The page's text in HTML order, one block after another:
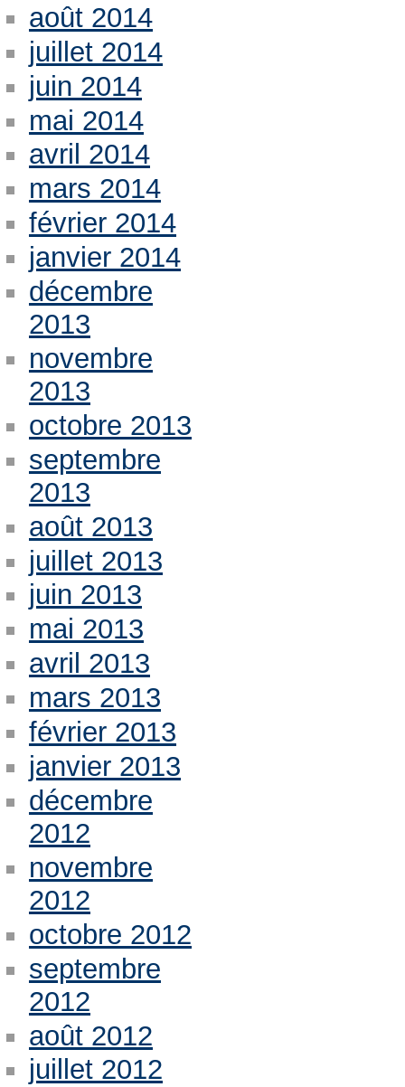
août 2014
juillet 2014
juin 2014
mai 2014
avril 2014
mars 2014
février 2014
janvier 2014
décembre
2013
novembre
2013
octobre 2013
septembre
2013
août 2013
juillet 2013
juin 2013
mai 2013
avril 2013
mars 2013
février 2013
janvier 2013
décembre
2012
novembre
2012
octobre 2012
septembre
2012
août 2012
juillet 2012